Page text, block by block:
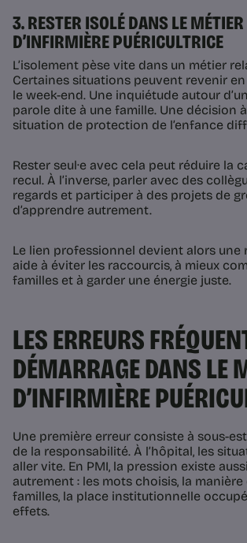
3. RESTER ISOLÉ DANS LE MÉTIER
D’INFIRMIÈRE PUÉRICULTRICE
L’isolement pèse vite dans un métier
Certaines situations peuvent revenir
le week-end. Une inquiétude autour
parole dite à une famille. Une décision
situation de protection de l’enfance
Rester seul·e avec cela peut réduire la
recul. À l’inverse, parler avec des
regards et participer à des projets de
d’apprendre autrement.
Le lien professionnel devient alors une
aide à éviter les raccourcis, à mieux
familles et à garder une énergie juste.
LES ERREURS
DÉMARRAGE DANS LE
D’INFIRMIÈRE
Une première erreur consiste à sous-
de la responsabilité. À l’hôpital, les
aller vite. En PMI, la pression existe
autrement : les mots choisis, la
familles, la place institutionnelle
effets.